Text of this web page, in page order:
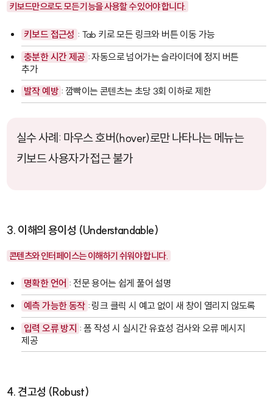
키보드만으로도 모든 기능을 사용할 수 있어야 합니다.
키보드 접근성 : Tab 키로 모든 링크와 버튼 이동 가능
충분한 시간 제공 : 자동으로 넘어가는 슬라이더에 정지 버튼
추가
발작 예방 : 깜빡이는 콘텐츠는 초당 3회 이하로 제한
실수 사례: 마우스 호버(hover)로만 나타나는 메뉴는
키보드 사용자가 접근 불가
3. 이해의 용이성 (Understandable)
콘텐츠와 인터페이스는 이해하기 쉬워야 합니다.
명확한 언어 : 전문 용어는 쉽게 풀어 설명
예측 가능한 동작 : 링크 클릭 시 예고 없이 새 창이 열리지 않도록
입력 오류 방지 : 폼 작성 시 실시간 유효성 검사와 오류 메시지
제공
4. 견고성 (Robust)